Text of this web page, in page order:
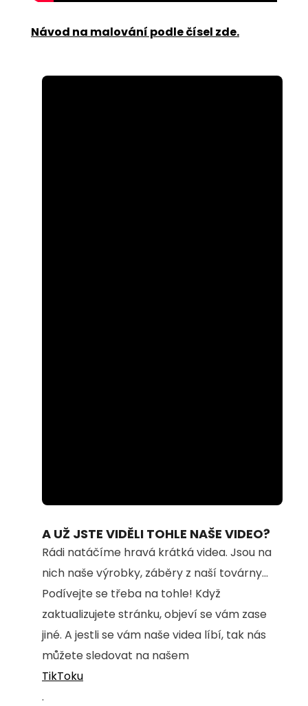
Návod na malování podle čísel zde.
100.00%
A UŽ JSTE VIDĚLI TOHLE NAŠE VIDEO?
Rádi natáčíme hravá krátká videa. Jsou na
nich naše výrobky, záběry z naší továrny...
Podívejte se třeba na tohle! Když
zaktualizujete stránku, objeví se vám zase
jiné. A jestli se vám naše videa líbí, tak nás
můžete sledovat na našem
TikToku
.